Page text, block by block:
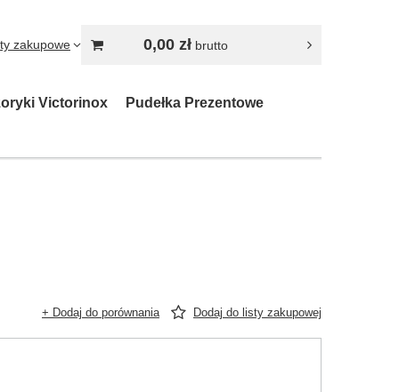
zakupowe 0,00 złbrutto
Victorinox
Pudełka Prezentowe
+ Dodaj do porównania Dodaj do listy zakupowej